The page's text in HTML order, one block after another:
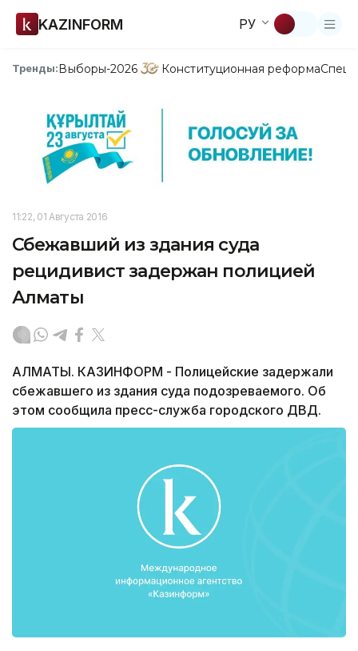
KAZINFORM РУ
Тренды:Выборы-2026 Конституционная реформа
11:22, 01 Августа 2016
Сбежавший из здания суда
рецидивист задержан полицией
Алматы
АЛМАТЫ. КАЗИНФОРМ - Полицейские задержали
сбежавшего из здания суда подозреваемого. Об
этом сообщила пресс-служба городского ДВД.